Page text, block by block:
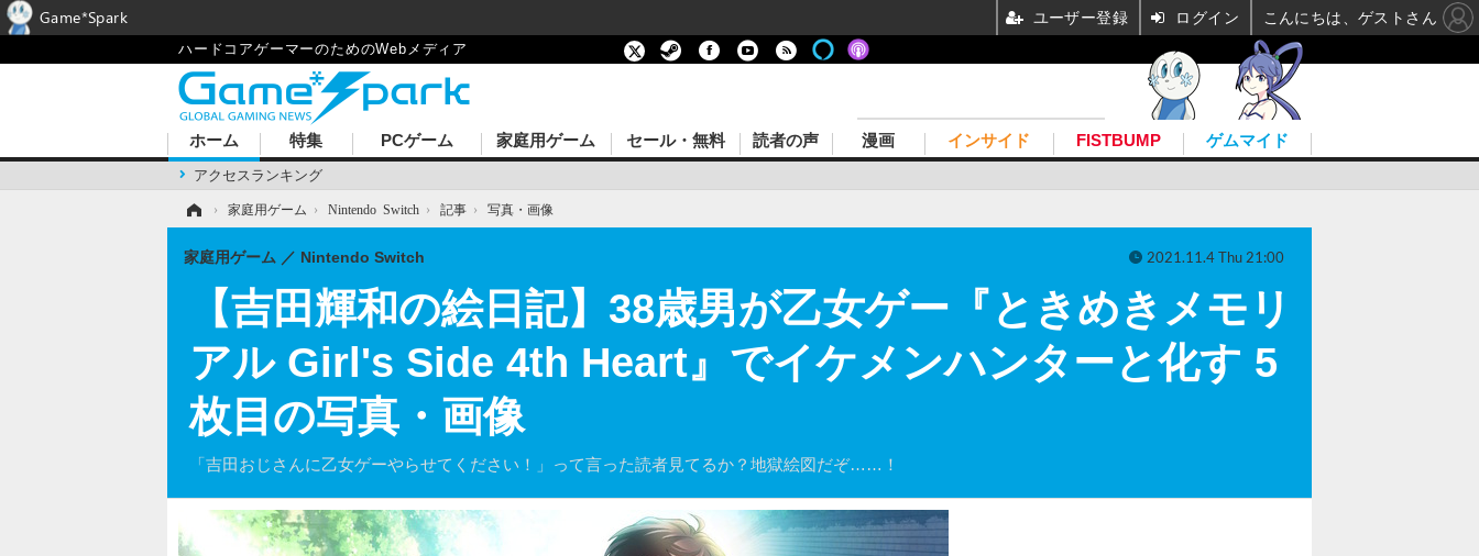
ハードコアゲーマーのためのWebメディア
ホーム
アクセスランキング
特集 PCゲーム 家庭用ゲーム セール・無料 読者の声 漫画 インサイド FISTBUMP ゲムマイド
› 家庭用ゲーム › Nintendo Switch › 記事 › 写真・画像
【吉田輝和の絵日記】38歳男が乙女ゲー『ときめきメモリ
アル Girl's Side 4th Heart』でイケメンハンターと化す 5
枚目の写真・画像
「吉田おじさんに乙女ゲーやらせてください！」って言った読者見てるか？地獄絵図だぞ……！
家庭用ゲーム Nintendo Switch 2021.11.4 Thu 21:00
Game*Spark ユーザー登録 ログイン こんにちは、ゲストさん